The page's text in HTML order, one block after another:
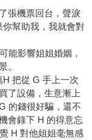
張機票回台，聲淚
幫助我，我就會對
能影響姐姐婚姻，
。
把從 G 手上一次
了設備，生意漸上
的錢很好騙，還不
會錄下 H 的得意忘
H 對他姐姐毫無感